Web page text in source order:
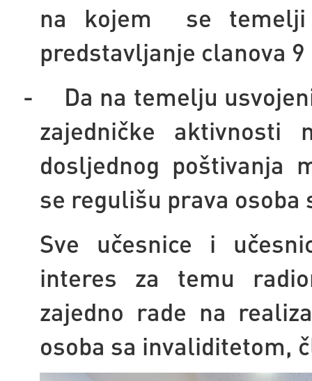
na kojem se temelji
predstavljanje clanova 9
-
Da na temelju
zajedničke aktivnosti
dosljednog poštivanja
se regulišu prava
Sve učesnice i
interes za temu
zajedno rade na
osoba sa invaliditetom,